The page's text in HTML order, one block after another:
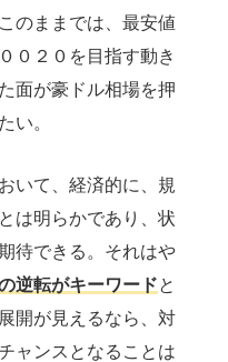
のままでは、最安値
０２０を目指す動き
面が豪ドル相場を押
たい。
いて、経済的に、規
は明らかであり、状
待できる。それはや
逆転がキーワードと
開が見えるなら、対
ャンスとなることは